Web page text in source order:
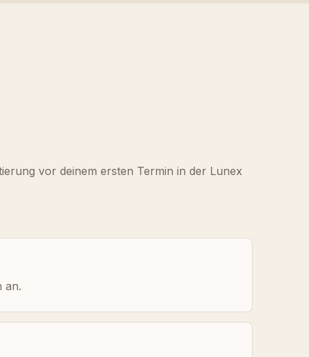
vor deinem ersten Termin in der Lunex
an.